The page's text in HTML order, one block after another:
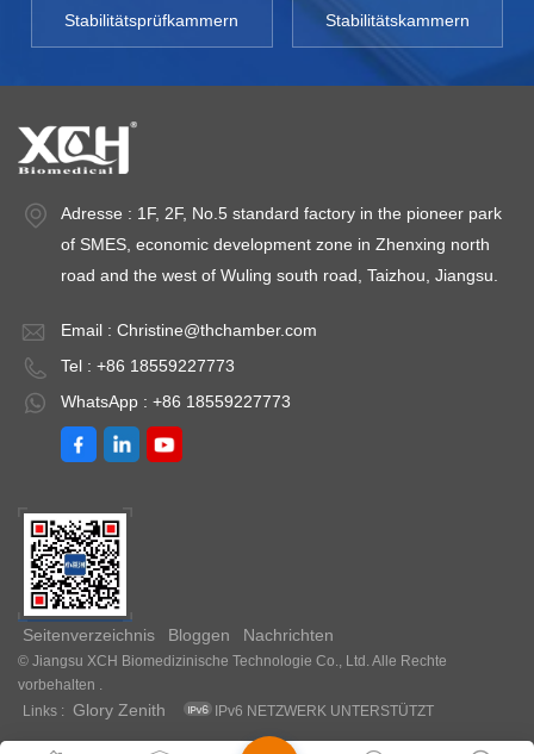
Stabilitätsprüfkammern Stabilitätskammern
Adresse : 1F, 2F, No.5 standard factory in the pioneer park
of SMES, economic development zone in Zhenxing north
road and the west of Wuling south road, Taizhou, Jiangsu.
Email : Christine@thchamber.com
Tel : +86 18559227773
WhatsApp : +86 18559227773
Seitenverzeichnis Bloggen Nachrichten
© Jiangsu XCH Biomedizinische Technologie Co., Ltd. Alle Rechte
vorbehalten .
Links :
Glory Zenith IPv6 NETZWERK UNTERSTÜTZT